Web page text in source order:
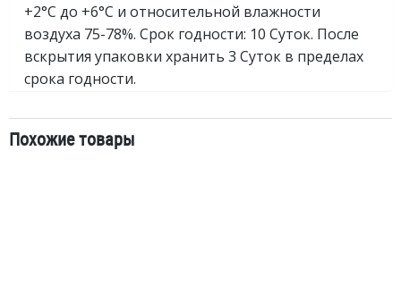
+2°C до +6°C и относительной влажности
воздуха 75-78%. Срок годности: 10 Cуток. После
вскрытия упаковки хранить 3 Cуток в пределах
срока годности.
Похожие товары